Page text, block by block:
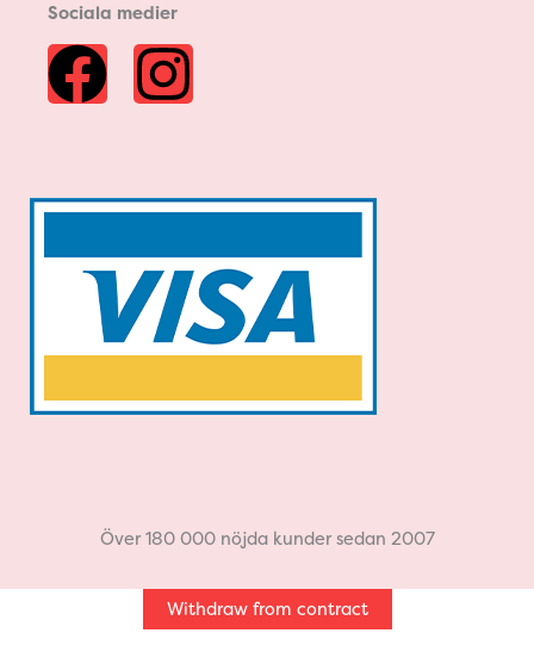
Sociala medier
F
a
c
e
b
o
o
I
n
s
t
a
g
r
m
Över 180 000 nöjda kunder sedan 2007
Withdraw from contract